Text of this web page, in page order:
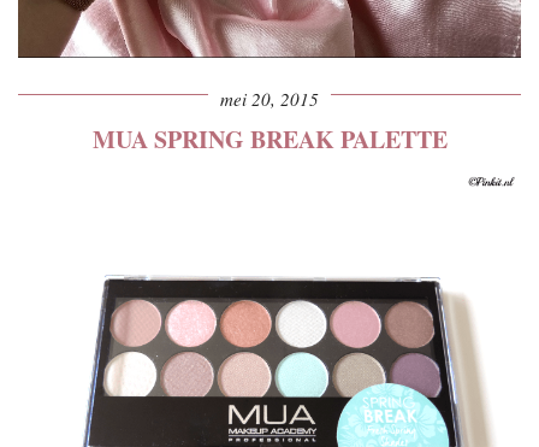
mei 20, 2015
MUA SPRING BREAK PALETTE